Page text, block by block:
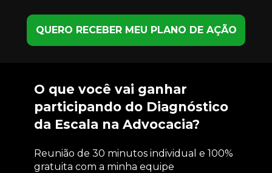
QUERO RECEBER MEU PLANO DE AÇÃO
Reunião de 30 minutos individual e 100%
gratuita com a minha equipe
O que você vai ganhar
participando do Diagnóstico
da Escala na Advocacia?